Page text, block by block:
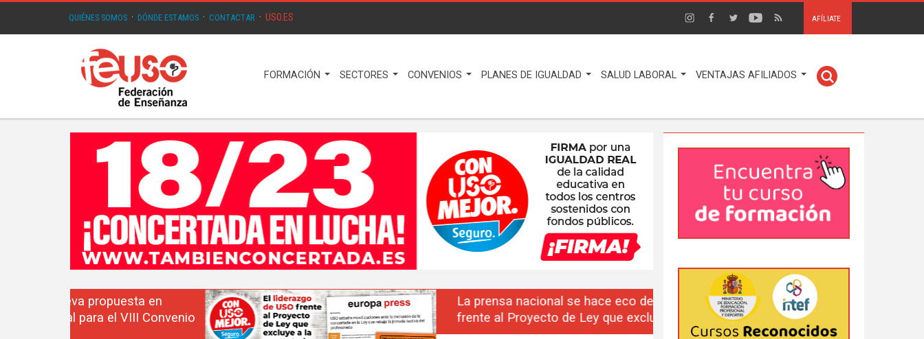
QUIÉNES SOMOS · DÓNDE ESTAMOS · CONTACTAR · USO.ES AFÍLIATE
FORMACIÓN SECTORES CONVENIOS PLANES DE IGUALDAD SALUD LABORAL VENTAJAS AFILIADOS
La prensa nacional se hace eco del liderazgo de FEUSO
frente al Proyecto de Ley que excluye a la concertada